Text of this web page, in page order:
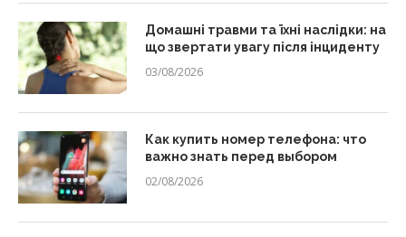
Домашні травми та їхні наслідки: на
що звертати увагу після інциденту
03/08/2026
Как купить номер телефона: что
важно знать перед выбором
02/08/2026